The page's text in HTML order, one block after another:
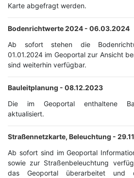
Karte abgefragt werden.
Bodenrichtwerte 2024 - 06.03.2024
Ab sofort stehen die
01.01.2024 im Geoportal zur Ansicht
sind weiterhin verfügbar.
Bauleitplanung - 08.12.2023
Die im Geoportal enthaltene
aktualisiert.
Straßennetzkarte, Beleuchtung -
Ab sofort sind im Geoportal
sowie zur Straßenbeleuchtung
das Geoportal überarbeitet und